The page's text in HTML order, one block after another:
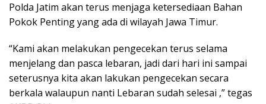
Polda Jatim akan terus menjaga ketersediaan Bahan
Pokok Penting yang ada di wilayah Jawa Timur.
“Kami akan melakukan pengecekan terus selama
menjelang dan pasca lebaran, jadi dari hari ini sampai
seterusnya kita akan lakukan pengecekan secara
berkala walaupun nanti Lebaran sudah selesai ,” tegas